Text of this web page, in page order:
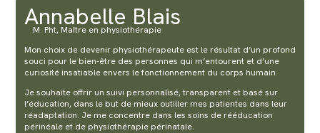
Annabelle Blais
M. Pht, Maître en physiothérapie
Mon choix de devenir physiothérapeute est le résultat d’un profond
souci pour le bien-être des personnes qui m’entourent et d’une
curiosité insatiable envers le fonctionnement du corps humain.
Je souhaite offrir un suivi personnalisé, transparent et basé sur
l’éducation, dans le but de mieux outiller mes patientes dans leur
réadaptation. Je me concentre dans les soins de rééducation
périnéale et de physiothérapie périnatale.